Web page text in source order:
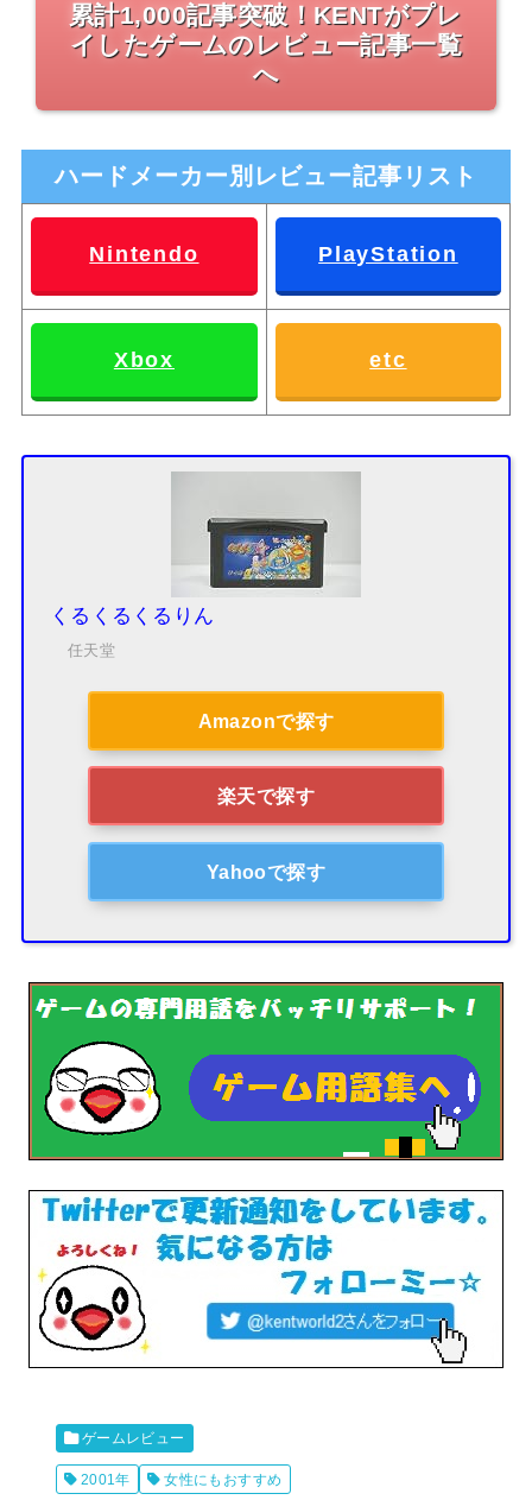
累計1,000記事突破！KENTがプレ
イしたゲームのレビュー記事一覧
へ
ハードメーカー別レビュー記事リスト
Nintendo PlayStation
Xbox etc
くるくるくるりん
任天堂
Amazonで探す
楽天で探す
Yahooで探す
ゲームレビュー
2001年 女性にもおすすめ